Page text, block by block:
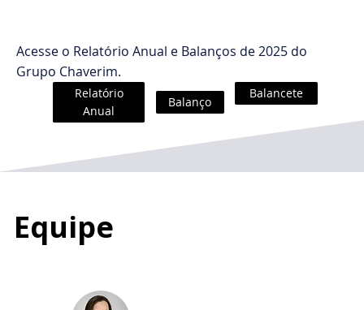
Acesse o Relatório Anual e Balanços de 2025 do
Grupo Chaverim.
Relatório
Anual
Balanço
Balancete
Equipe